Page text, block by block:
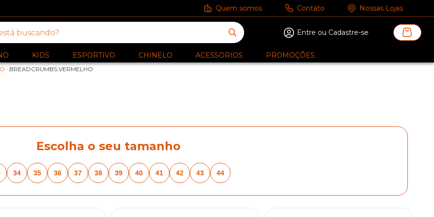
Quem somos Contato Nossas Lojas
Entre ou Cadastre-se
KIDS ESPORTIVO CHINELO ACESSORIOS PROMOÇÕES
· BREADCRUMBS.VERMELHO
Escolha o seu tamanho
34 35 36 37 38 39 40 41 42 43 44